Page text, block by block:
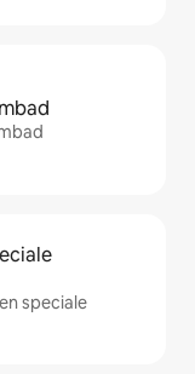
speciale